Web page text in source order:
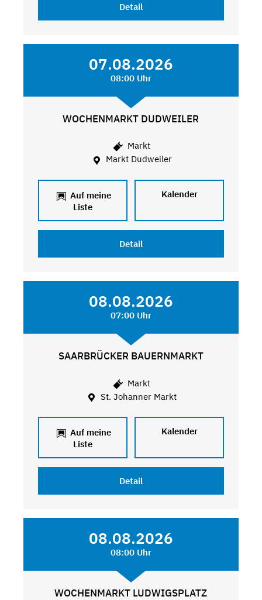
Detail
07.08.2026
08:00 Uhr
WOCHENMARKT DUDWEILER
Markt
Markt Dudweiler
Auf meine
Liste
Kalender
Detail
08.08.2026
07:00 Uhr
SAARBRÜCKER BAUERNMARKT
Markt
St. Johanner Markt
Auf meine
Liste
Kalender
Detail
08.08.2026
08:00 Uhr
WOCHENMARKT LUDWIGSPLATZ